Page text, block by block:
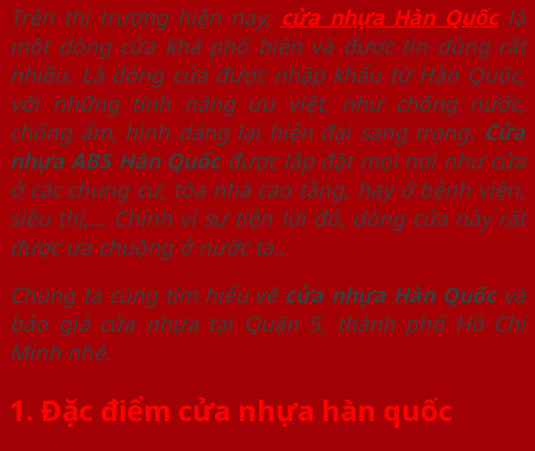
Trên thị trường hiện nay, cửa nhựa Hàn Quốclà
một dòng cửa khá phổ biến và được tin dùng rất
nhiều. Là dòng cửa được nhập khẩu từ Hàn Quốc,
với những tính năng ưu việt, như chống nước,
chống ẩm, hình dáng lại hiện đại sang trọng. Cửa
nhựa ABS Hàn Quốcđược lắp đặt mọi nơi như cửa
ở các chung cư, tòa nhà cao tầng, hay ở bệnh viện,
siêu thị,… Chính vì sự tiện lợi đó, dòng cửa này rất
được ưa chuộng ở nước ta..
Chúng ta cùng tìm hiểu về cửa nhựa Hàn Quốcvà
báo giá cửa nhựa tại Quận 5, thành phố Hồ Chí
Minh nhé.
1. Đặc điểm cửa nhựa hàn quốc